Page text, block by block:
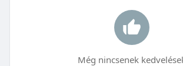
Még nincsenek